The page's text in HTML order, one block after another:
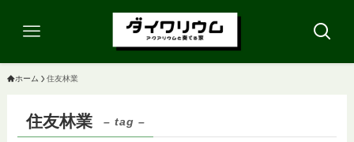
ホーム 住友林業
住友林業 – tag –